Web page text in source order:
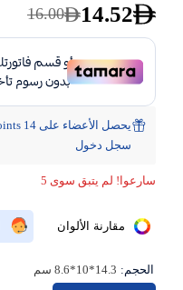
16.00 14.52
سجل دخول
سارعوا! لم يتبق سوى 5
مقارنة الألوان
الحجم: 14.3*10*8.6 سم